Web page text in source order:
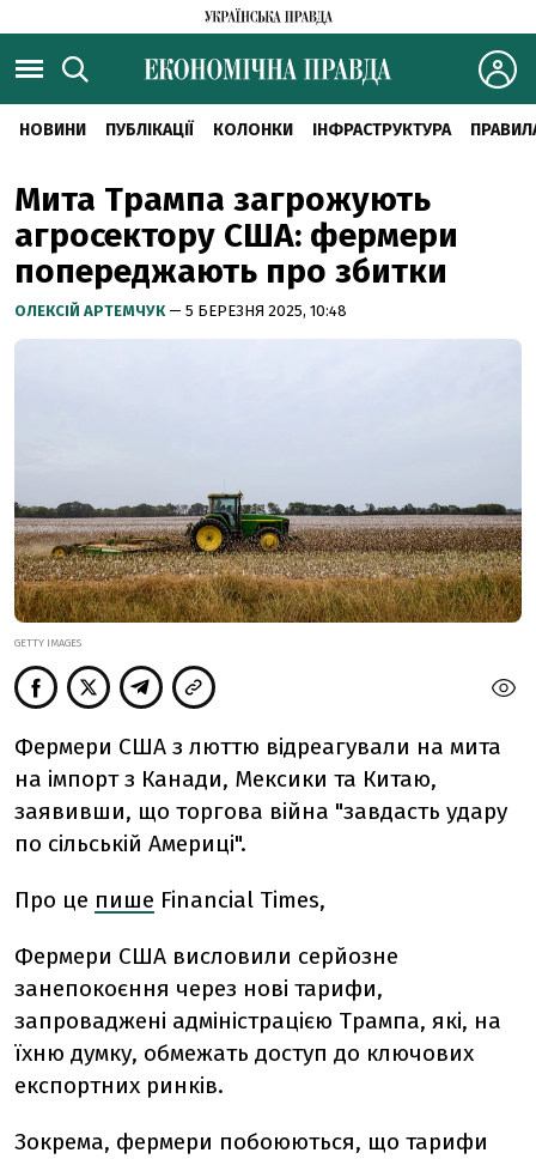
НОВИНИ ПУБЛІКАЦІЇ КОЛОНКИ ІНФРАСТРУКТУРА
Мита Трампа загрожують
агросектору США: фермери
попереджають про збитки
ОЛЕКСІЙ АРТЕМЧУК — 5 БЕРЕЗНЯ 2025, 10:48
GETTY IMAGES
Фермери США з люттю відреагували на мита
на імпорт з Канади, Мексики та Китаю,
заявивши, що торгова війна "завдасть удару
по сільській Америці".
Про це пише Financial Times,
Фермери США висловили серйозне
занепокоєння через нові тарифи,
запроваджені адміністрацією Трампа, які, на
їхню думку, обмежать доступ до ключових
експортних ринків.
Зокрема, фермери побоюються, що тарифи